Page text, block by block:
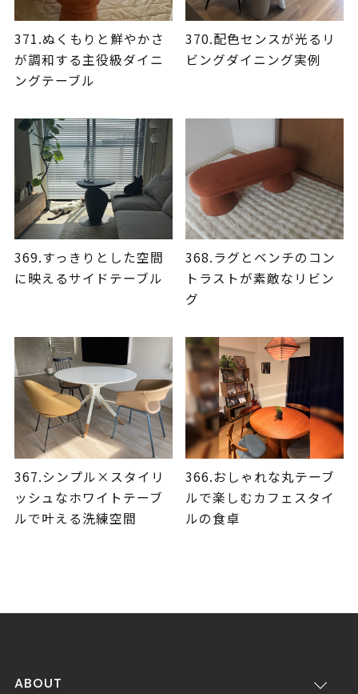
371.ぬくもりと鮮やかさ
が調和する主役級ダイニ
ングテーブル
370.配色センスが光るリ
ビングダイニング実例
369.すっきりとした空間
に映えるサイドテーブル
368.ラグとベンチのコン
トラストが素敵なリビン
グ
367.シンプル×スタイリ
ッシュなホワイトテーブ
ルで叶える洗練空間
366.おしゃれな丸テーブ
ルで楽しむカフェスタイ
ルの食卓
ABOUT